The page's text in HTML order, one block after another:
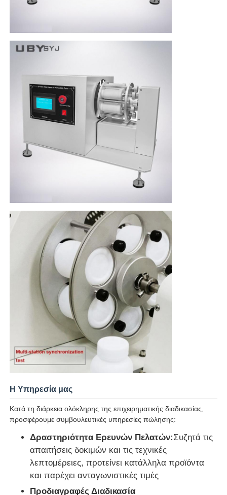
Η Υπηρεσία μας
Κατά τη διάρκεια ολόκληρης της επιχειρηματικής διαδικασίας,
προσφέρουμε συμβουλευτικές υπηρεσίες πώλησης:
Δραστηριότητα Ερευνών Πελατών:Συζητά τις
απαιτήσεις δοκιμών και τις τεχνικές
λεπτομέρειες, προτείνει κατάλληλα προϊόντα
και παρέχει ανταγωνιστικές τιμές
Προδιαγραφές Διαδικασία